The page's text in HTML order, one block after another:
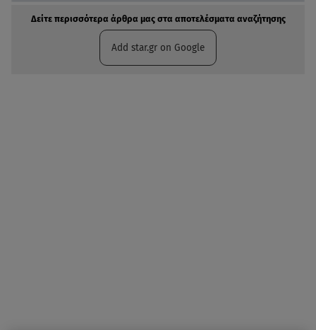
Δείτε περισσότερα άρθρα μας στα αποτελέσματα αναζήτησης
Add star.gr on Google